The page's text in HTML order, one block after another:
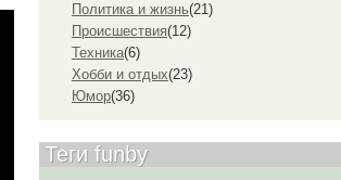
Политика и жизнь(21)
Проиcшествия(12)
Техника(6)
Хобби и отдых(23)
Юмор(36)
Теги funby